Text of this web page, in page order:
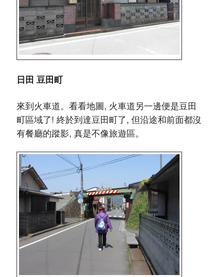
日田 豆田町
來到火車道。看看地圖, 火車道另一邊便是豆田
町區域了! 終於到達豆田町了, 但沿途和前面都沒
有餐廳的蹤影, 真是不像旅遊區。